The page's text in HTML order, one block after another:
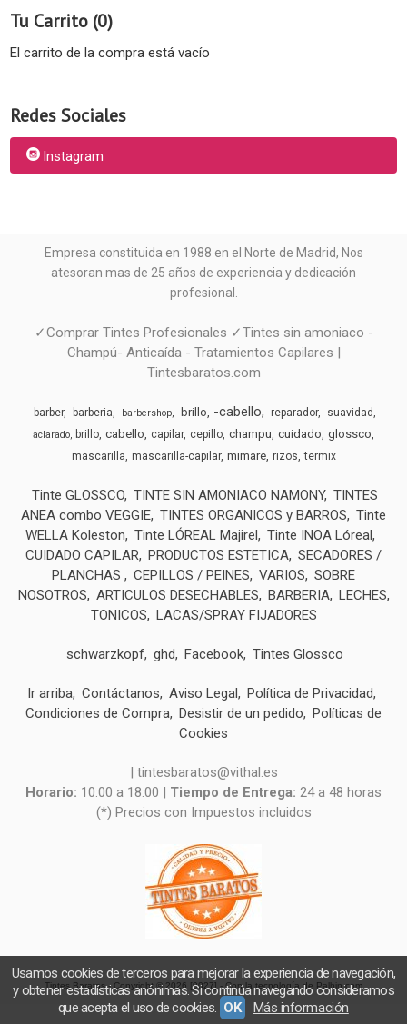
Tu Carrito (0)
El carrito de la compra está vacío
Redes Sociales
Instagram
Empresa constituida en 1988 en el Norte de Madrid, Nos
atesoran mas de 25 años de experiencia y dedicación
profesional.
✓Comprar Tintes Profesionales ✓Tintes sin amoniaco -
Champú- Anticaída - Tratamientos Capilares |
Tintesbaratos.com
-barber -barberia -barbershop -brillo -cabello -reparador -suavidad
aclarado brillo cabello capilar cepillo champu cuidado glossco
mascarilla mascarilla-capilar mimare rizos termix
Tinte GLOSSCO TINTE SIN AMONIACO NAMONY TINTES
ANEA combo VEGGIE TINTES ORGANICOS y BARROS
Tinte
WELLA Koleston
Tinte LÓREAL Majirel
Tinte INOA Lóreal
CUIDADO CAPILAR PRODUCTOS ESTETICA SECADORES /
PLANCHAS
CEPILLOS / PEINES VARIOS
SOBRE
NOSOTROS
ARTICULOS DESECHABLES BARBERIA LECHES,
TONICOS
LACAS/SPRAY FIJADORES
schwarzkopf ghd Facebook Tintes Glossco
Ir arriba Contáctanos Aviso Legal
Política de Privacidad
Condiciones de Compra Desistir de un pedido
Políticas de
Cookies
| tintesbaratos@vithal.es
Horario: 10:00 a 18:00 | Tiempo de Entrega: 24 a 48 horas
(*) Precios con Impuestos incluidos
Tintes Baratos- Copyright © 2026 [9027] - Con la tecnología de Palbin.com
Usamos cookies de terceros para mejorar la experiencia de navegación,
y obtener estadísticas anónimas. Si continúa navegando consideramos
que acepta el uso de cookies. OK Más información